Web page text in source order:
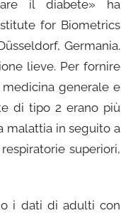
il diabete» ha
for Biometrics
Germania.
lieve. Per fornire
generale e
di tipo 2 erano più
malattia in seguito a
superiori,
i dati di adulti con